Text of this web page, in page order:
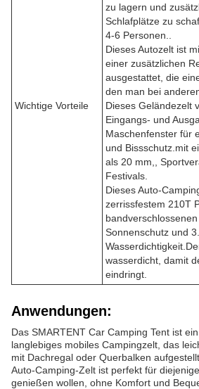
Wichtige Vorteile
zu lagern und
Schlafplätze zu
4-6 Personen..
Dieses Autozelt ist
einer zusätzlichen
ausgestattet, die
den man bei
Dieses Geländezelt
Eingangs- und
Maschenfenster für
und Bissschutz.mit
als 20 mm,,
Festivals.
Dieses Auto-
zerrissfestem 210T
Sonnenschutz und
wasserdicht, damit
eindringt.
Anwendungen:
Das SMARTENT Car Camping Tent ist
langlebiges mobiles Campingzelt, das
mit Dachregal oder Querbalken
Auto-Camping-Zelt ist perfekt für
genießen wollen, ohne Komfort und